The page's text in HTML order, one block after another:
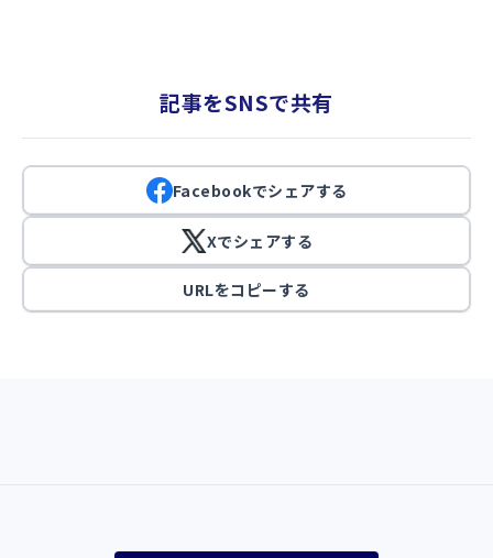
記事をSNSで共有
Facebookでシェアする
Xでシェアする
URLをコピーする